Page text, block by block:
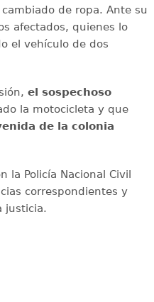
de ropa. Ante su
afectados, quienes lo
el vehículo de dos
el sospechoso
la motocicleta y que
de la colonia
la Policía Nacional Civil
correspondientes y
justicia.